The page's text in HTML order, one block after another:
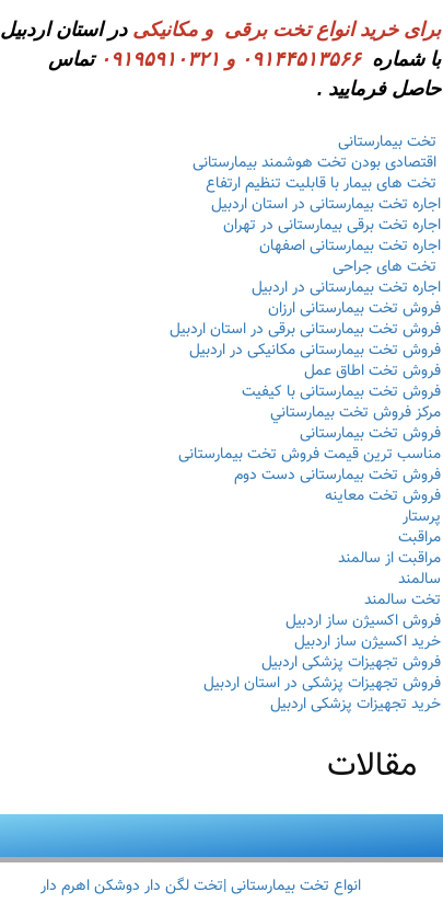
برای خرید انواع تخت برقی و مکانیکی در استان اردبیل
با شماره ۰۹۱۴۴۵۱۳۵۶۶ و ۰۹۱۹۵۹۱۰۳۲۱
تماس
حاصل فرمایید .
تخت بیمارستانی
اقتصادی بودن تخت هوشمند بیمارستانی
تخت های بیمار با قابلیت تنظیم ارتفاع
اجاره تخت بیمارستانی در استان اردبیل
اجاره تخت برقی بیمارستانی در تهران
اجاره تخت بیمارستانی اصفهان
تخت های جراحی
اجاره تخت بیمارستانی در اردبیل
فروش تخت بیمارستانی ارزان
فروش تخت بیمارستانی برقی در استان اردبیل
فروش تخت بیمارستانی مکانیکی در اردبیل
فروش تخت اطاق عمل
فروش تخت بیمارستانی با کیفیت
مركز فروش تخت بيمارستاني
فروش تخت بیمارستانی
مناسب ترین قیمت فروش تخت بیمارستانی
فروش تخت بیمارستانی دست دوم
فروش تخت معاینه
پرستار
مراقبت
مراقبت از سالمند
سالمند
تخت سالمند
فروش اکسیژن ساز اردبیل
خرید اکسیژن ساز اردبیل
فروش تجهیزات پزشکی اردبیل
فروش تجهیزات پزشکی در استان اردبیل
خرید تجهیزات پزشکی اردبیل
مقالات
انواع تخت بیمارستانی |تخت لگن دار دوشکن اهرم دار